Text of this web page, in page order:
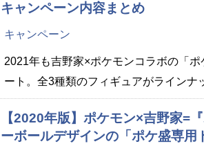
キャンペーン内容まとめ
キャンペーン
2021年も吉野家×ポケモンコラボの「
ート。全3種類のフィギュアがラインナ
【2020年版】ポケモン×吉野家=
ーボールデザインの「ポケ盛専用